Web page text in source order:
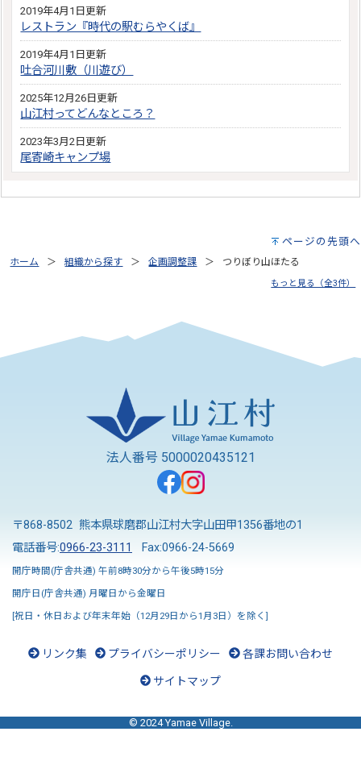
2019年4月1日更新
レストラン『時代の駅むらやくば』
2019年4月1日更新
吐合河川敷（川遊び）
2025年12月26日更新
山江村ってどんなところ？
2023年3月2日更新
尾寄崎キャンプ場
ページの先頭へ
ホーム 組織から探す 企画調整課 つりぼり山ほたる
もっと見る（全3件）
法人番号 5000020435121
〒868-8502 熊本県球磨郡山江村大字山田甲1356番地の1
電話番号:0966-23-3111 Fax:0966-24-5669
開庁時間(庁舎共通) 午前8時30分から午後5時15分
開庁日(庁舎共通) 月曜日から金曜日
[祝日・休日および年末年始（12月29日から1月3日）を除く]
リンク集 プライバシーポリシー 各課お問い合わせ
サイトマップ
© 2024 Yamae Village.